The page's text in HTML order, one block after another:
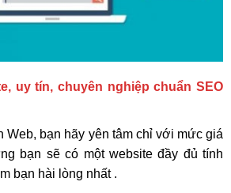
uy tín, chuyên nghiệp chuẩn SEO
bạn hãy yên tâm chỉ với mức giá
bạn sẽ có một website đầy đủ tính
bạn hài lòng nhất .